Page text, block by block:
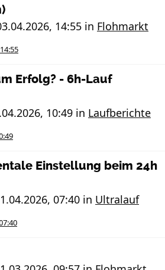
14:55 in Flohmarkt
Erfolg? - 6h-Lauf
10:49 in Laufberichte
Einstellung beim 24h
07:40 in Ultralauf